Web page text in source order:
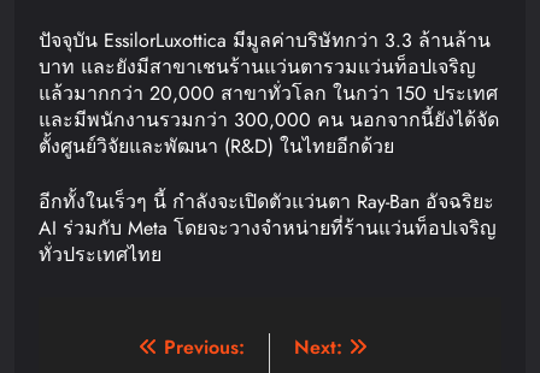
ปัจจุบัน EssilorLuxottica มีมูลค่าบริษัทกว่า 3.3 ล้านล้าน
บาท และยังมีสาขาเชนร้านแว่นตารวมแว่นท็อปเจริญ
แล้วมากกว่า 20,000 สาขาทั่วโลก ในกว่า 150 ประเทศ
และมีพนักงานรวมกว่า 300,000 คน นอกจากนี้ยังได้จัด
ตั้งศูนย์วิจัยและพัฒนา (R&D) ในไทยอีกด้วย
อีกทั้งในเร็วๆ นี้ กำลังจะเปิดตัวแว่นตา Ray-Ban อัจฉริยะ
AI ร่วมกับ Meta โดยจะวางจำหน่ายที่ร้านแว่นท็อปเจริญ
ทั่วประเทศไทย
Previous:
Next: